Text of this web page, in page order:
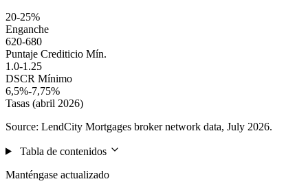
20-25%
Enganche
620-680
Puntaje Crediticio Mín.
1.0-1.25
DSCR Mínimo
6,5%-7,75%
Tasas (abril 2026)
Source: LendCity Mortgages broker network data, July 2026.
Tabla de contenidos
Manténgase actualizado